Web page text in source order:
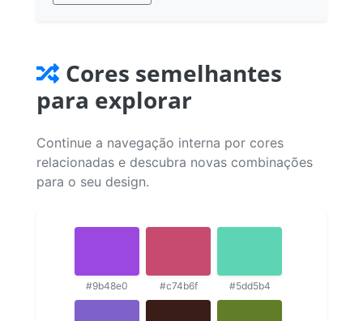
Cores semelhantes
para explorar
Continue a navegação interna por cores
relacionadas e descubra novas combinações
para o seu design.
#9b48e0 #c74b6f #5dd5b4